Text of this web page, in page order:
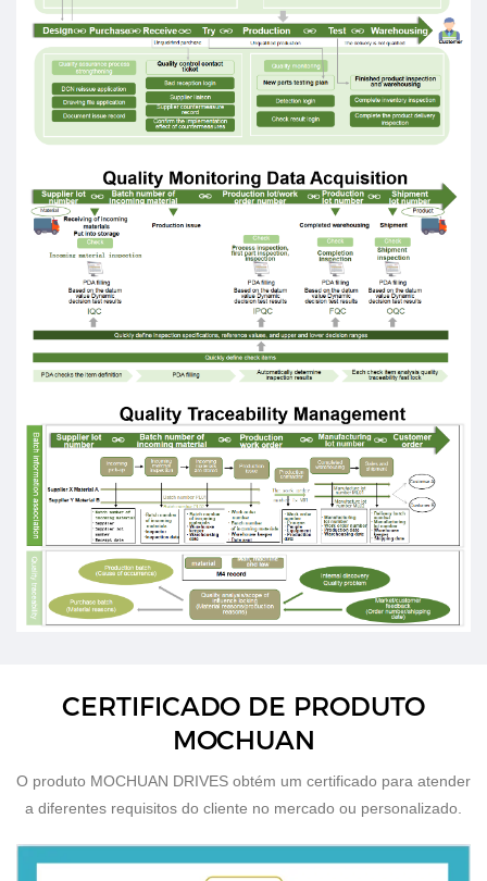
CERTIFICADO DE PRODUTO
MOCHUAN
O produto MOCHUAN DRIVES obtém um certificado para atender
a diferentes requisitos do cliente no mercado ou personalizado.